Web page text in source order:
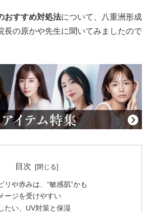
おすすめ対処法について、八重洲形成
長の原かや先生に聞いてみましたので
目次
リや赤みは、“敏感肌”かも
ージを受けやすい
たい、UV対策と保湿